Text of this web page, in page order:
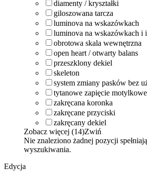
diamenty / kryształki
giloszowana tarcza
luminova na wskazówkach
luminova na wskazówkach i
obrotowa skala wewnętrzna
open heart / otwarty balans
przeszklony dekiel
skeleton
system zmiany pasków bez
tytanowe zapięcie
zakręcana koronka
zakręcane przyciski
zakręcany dekiel
Zobacz więcej (14)Zwiń
Nie znaleziono żadnej pozycji
wyszukiwania.
Edycja